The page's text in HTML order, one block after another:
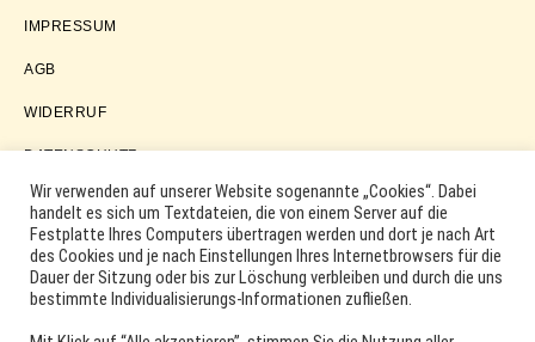
Störmer
IMPRESSUM
AGB
WIDERRUF
DATENSCHUTZ
COPYRIGHT © 2026 · WORDPRESS
LOG IN
MARKEN, ERSATZTEILNUMMERN, PRODUKTNAMEN SOWIE
PRODUKTABBILDUNGEN UND LOGOS WERDEN NUR ZUR
IDENTIFIKATION DER PRODUKTE VERWENDET UND KÖNNEN
EINGETRAGENE MARKEN DER ENTSPRECHENDEN
Wir verwenden auf unserer Website sogenannte „Cookies“. Dabei
handelt es sich um Textdateien, die von einem Server auf die
Festplatte Ihres Computers übertragen werden und dort je nach Art
des Cookies und je nach Einstellungen Ihres Internetbrowsers für die
Dauer der Sitzung oder bis zur Löschung verbleiben und durch die uns
bestimmte Individualisierungs-Informationen zufließen.